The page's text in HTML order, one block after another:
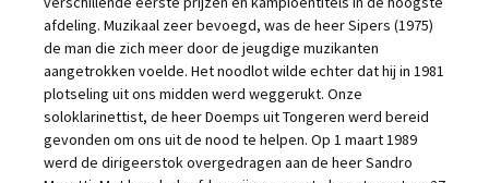
afdeling. Muzikaal zeer bevoegd, was de heer Sipers (1975)
de man die zich meer door de jeugdige muzikanten
aangetrokken voelde. Het noodlot wilde echter dat hij in 1981
plotseling uit ons midden werd weggerukt. Onze
soloklarinettist, de heer Doemps uit Tongeren werd bereid
gevonden om ons uit de nood te helpen. Op 1 maart 1989
werd de dirigeerstok overgedragen aan de heer Sandro